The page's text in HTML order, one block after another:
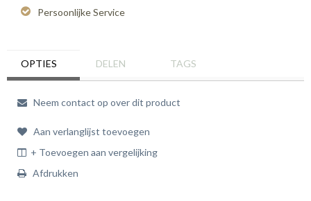
Persoonlijke Service
OPTIES DELEN TAGS
Neem contact op over dit product
Aan verlanglijst toevoegen
+ Toevoegen aan vergelijking
Afdrukken